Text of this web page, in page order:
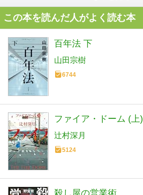
この本を読んだ人がよく読む本
百年法 下
山田宗樹
6744
ファイア・ドーム (上)
辻村深月
5124